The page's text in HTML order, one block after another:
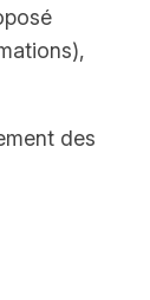
des